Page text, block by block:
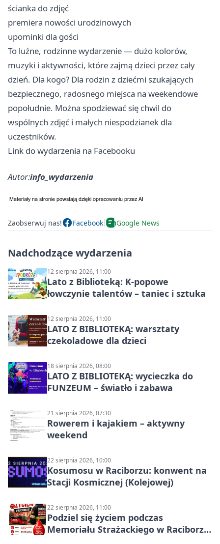
ścianka do zdjęć
premiera nowości urodzinowych
upominki dla gości
To luźne, rodzinne wydarzenie — dużo kolorów,
muzyki i aktywności, które zajmą dzieci przez cały
dzień. Dla kogo? Dla rodzin z dziećmi szukających
bezpiecznego, radosnego miejsca na weekendowe
popołudnie. Można spodziewać się chwil do
wspólnych zdjęć i małych niespodzianek dla
uczestników.
Link do wydarzenia na Facebooku
Autor:info_wydarzenia
Zaobserwuj nas! Facebook Google News
Nadchodzące wydarzenia
12 sierpnia 2026, 11:00
Lato z Biblioteką: K-popowe
łowczynie talentów – taniec i sztuka
12 sierpnia 2026, 11:00
LATO Z BIBLIOTEKĄ: warsztaty
czekoladowe dla dzieci
18 sierpnia 2026, 08:00
LATO Z BIBLIOTEKĄ: wycieczka do
FUNZEUM – światło i zabawa
21 sierpnia 2026, 07:30
Rowerem i kajakiem – aktywny
weekend
22 sierpnia 2026, 10:00
Kosumosu w Raciborzu: konwent na
Stacji Kosmicznej (Kolejowej)
22 sierpnia 2026, 11:00
Podziel się życiem podczas
Memoriału Strażackiego w Raciborzu